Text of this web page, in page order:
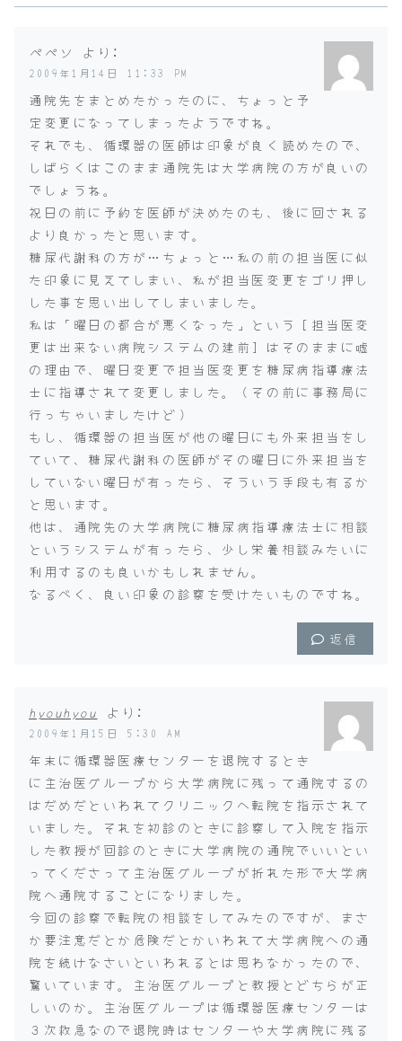
ペペソ より:
2009年1月14日 11:33 PM
通院先をまとめたかったのに、ちょっと予
定変更になってしまったようですね。
それでも、循環器の医師は印象が良く読めたので、
しばらくはこのまま通院先は大学病院の方が良いの
でしょうね。
祝日の前に予約を医師が決めたのも、後に回される
より良かったと思います。
糖尿代謝科の方が…ちょっと…私の前の担当医に似
た印象に見えてしまい、私が担当医変更をゴリ押し
した事を思い出してしまいました。
私は「曜日の都合が悪くなった」という［担当医変
更は出来ない病院システムの建前］はそのままに嘘
の理由で、曜日変更で担当医変更を糖尿病指導療法
士に指導されて変更しました。（その前に事務局に
行っちゃいましたけど）
もし、循環器の担当医が他の曜日にも外来担当をし
ていて、糖尿代謝科の医師がその曜日に外来担当を
していない曜日が有ったら、そういう手段も有るか
と思います。
他は、通院先の大学病院に糖尿病指導療法士に相談
というシステムが有ったら、少し栄養相談みたいに
利用するのも良いかもしれません。
なるべく、良い印象の診察を受けたいものですね。
返信
hyouhyou より:
2009年1月15日 5:30 AM
年末に循環器医療センターを退院するとき
に主治医グループから大学病院に残って通院するの
はだめだといわれてクリニックへ転院を指示されて
いました。それを初診のときに診察して入院を指示
した教授が回診のときに大学病院の通院でいいとい
ってくださって主治医グループが折れた形で大学病
院へ通院することになりました。
今回の診察で転院の相談をしてみたのですが、まさ
か要注意だとか危険だとかいわれて大学病院への通
院を続けなさいといわれるとは思わなかったので、
驚いています。主治医グループと教授とどちらが正
しいのか。主治医グループは循環器医療センターは
３次救急なので退院時はセンターや大学病院に残る